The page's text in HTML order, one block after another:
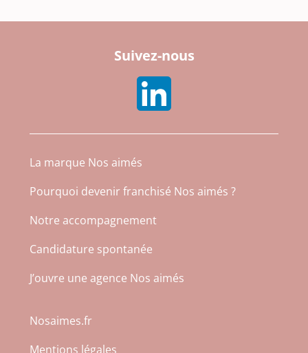
Suivez-nous
La marque Nos aimés
Pourquoi devenir franchisé Nos aimés ?
Notre accompagnement
Candidature spontanée
J’ouvre une agence Nos aimés
Nosaimes.fr
Mentions légales